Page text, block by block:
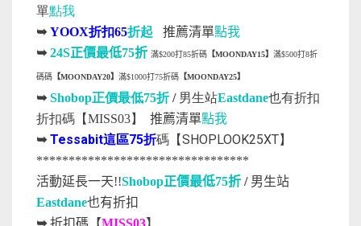
單點我
➥YOOX折扣65折起 推薦清單點我
➥24S正價最低75折 滿$200打85折碼 【MOONDAY15】 滿$500打8折
碼碼 【MOONDAY20】 滿$1000打75折碼 【MOONDAY25】
➥Shobop正價最低75折/ 男生站Eastdane也有折扣
折扣碼【MISS03】 推薦清單點我
➥Tessabit這區75折碼【SHOPLOOK25XT】
*********************************
活動延長一天!!Shobop正價最低75折 / 男生站
Eastdane也有折扣